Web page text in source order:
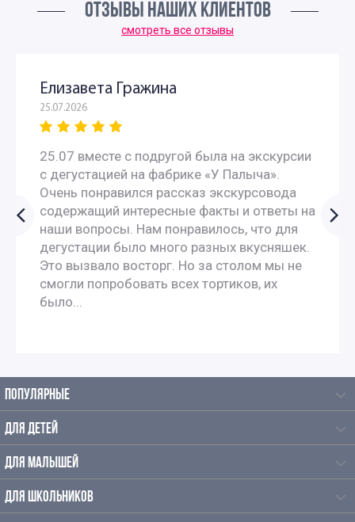
Экскурсии для школьников 4 класса
Интересные экскурсии для школьников 6 класса в
Экскурсии для школьников 7 класса в Москве
Автобусные экскурсии для школьников средней школы
Экскурсии для школьников начальных классов
Экскурсии для школьников средних классов
Тематические экскурсии для школьников
Экскурсии выходного дня для школьников
ОТЗЫВЫ НАШИХ КЛИЕНТОВ
смотреть все отзывы
Елизавета Гражина
25.07.2026
25.07 вместе с подругой была на экскурсии
с дегустацией на фабрике «У Палыча».
Очень понравился рассказ экскурсовода
содержащий интересные факты и ответы на
наши вопросы. Нам понравилось, что для
дегустации было много разных вкусняшек.
Это вызвало восторг. Но за столом мы не
смогли попробовать всех тортиков, их
было...
ПОПУЛЯРНЫЕ
ДЛЯ ДЕТЕЙ
ДЛЯ МАЛЫШЕЙ
ДЛЯ ШКОЛЬНИКОВ